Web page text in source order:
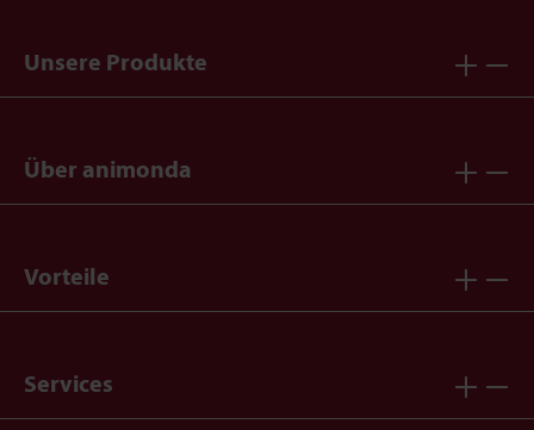
Unsere Produkte
Über animonda
Vorteile
Services